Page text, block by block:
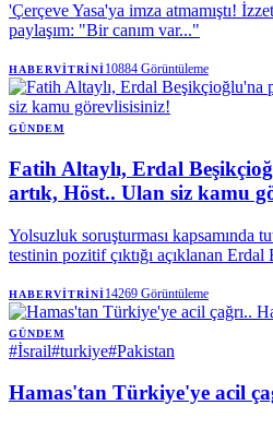
'Çerçeve Yasa'ya imza atmamıştı!
paylaşım: "Bir canım var..."
HABERVITRINI10884 Görüntüleme
GÜNDEM
Fatih Altaylı, Erdal
artık, Höst.. Ulan siz kamu
Yolsuzluk soruşturması kapsamında
testinin pozitif çıktığı açıklanan
sorumluluğa dikkat çekerek, "Ulan,
kadar olur mu?" ifadelerini kullandı.
HABERVITRINI14269 Görüntüleme
GÜNDEM
#İsrail#turkiye#Pakistan
Hamas'tan Türkiye'ye acil